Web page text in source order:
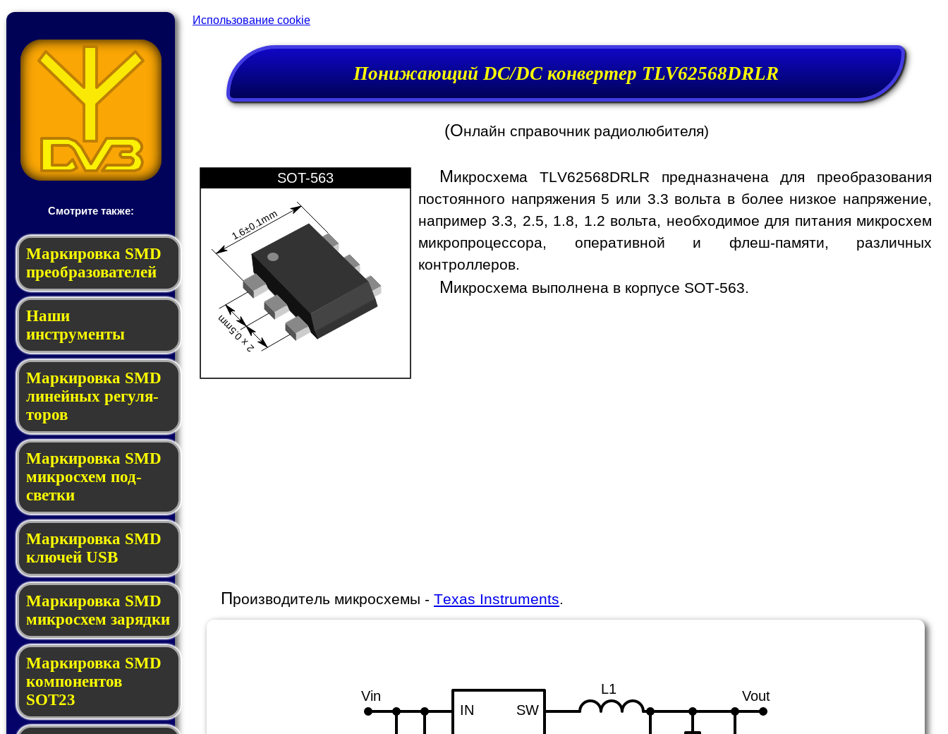
Смотрите также:
Мар­ки­ров­ка SMD
пре­об­ра­зо­ва­те­лей
Наши
инструменты
Маркировка SMD
ли­ней­ных ре­гу­ля­
то­ров
Маркировка SMD
мик­ро­схем под­
свет­ки
Маркировка SMD
клю­чей USB
Маркировка SMD
мик­рос­хем за­ряд­ки
Маркировка SMD
ком­по­нен­тов
SOT23
Использование cookie
Понижающий DC/DC конвертер TLV62568DRLR
(Онлайн справочник радиолюбителя)
1.6±0.1mm
2 x 0.5mm
SOT-563 Микросхема TLV62568DRLR предназначена для преобразования
постоянного напряжения 5 или 3.3 вольта в более низкое напряжение,
например 3.3, 2.5, 1.8, 1.2 вольта, необходимое для питания микросхем
микропроцессора, оперативной и флеш-памяти, различных
контроллеров.
Микросхема выполнена в корпусе SOT-563.
Производитель микросхемы - Texas Instruments
L1
Vin
Vout
IN
SW